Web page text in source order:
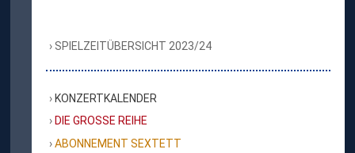
SPIELZEITÜBERSICHT 2023/24
KONZERTKALENDER
DIE GROSSE REIHE
ABONNEMENT SEXTETT